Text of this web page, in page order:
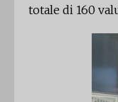
totale di 160